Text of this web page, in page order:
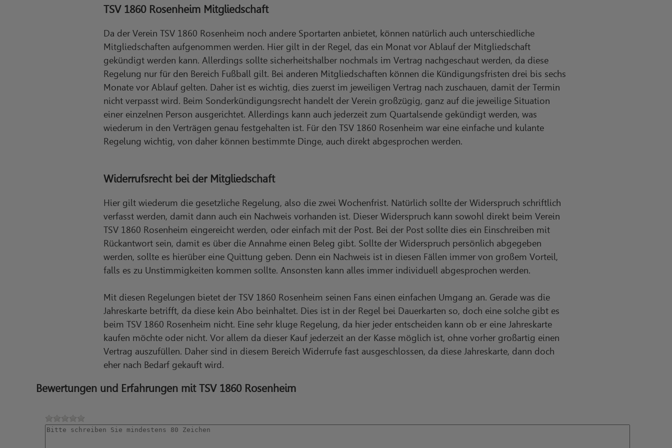
TSV 1860 Rosenheim Mitgliedschaft
Da der Verein TSV 1860 Rosenheim noch andere Sportarten anbietet, können natürlich auch unterschiedliche
Mitgliedschaften aufgenommen werden. Hier gilt in der Regel, das ein Monat vor Ablauf der Mitgliedschaft
gekündigt werden kann. Allerdings sollte sicherheitshalber nochmals im Vertrag nachgeschaut werden, da diese
Regelung nur für den Bereich Fußball gilt. Bei anderen Mitgliedschaften können die Kündigungsfristen drei bis sechs
Monate vor Ablauf gelten. Daher ist es wichtig, dies zuerst im jeweiligen Vertrag nach zuschauen, damit der Termin
nicht verpasst wird. Beim Sonderkündigungsrecht handelt der Verein großzügig, ganz auf die jeweilige Situation
einer einzelnen Person ausgerichtet. Allerdings kann auch jederzeit zum Quartalsende gekündigt werden, was
wiederum in den Verträgen genau festgehalten ist. Für den TSV 1860 Rosenheim war eine einfache und kulante
Regelung wichtig, von daher können bestimmte Dinge, auch direkt abgesprochen werden.
Widerrufsrecht bei der Mitgliedschaft
Hier gilt wiederum die gesetzliche Regelung, also die zwei Wochenfrist. Natürlich sollte der Widerspruch schriftlich
verfasst werden, damit dann auch ein Nachweis vorhanden ist. Dieser Widerspruch kann sowohl direkt beim Verein
TSV 1860 Rosenheim eingereicht werden, oder einfach mit der Post. Bei der Post sollte dies ein Einschreiben mit
Rückantwort sein, damit es über die Annahme einen Beleg gibt. Sollte der Widerspruch persönlich abgegeben
werden, sollte es hierüber eine Quittung geben. Denn ein Nachweis ist in diesen Fällen immer von großem Vorteil,
falls es zu Unstimmigkeiten kommen sollte. Ansonsten kann alles immer individuell abgesprochen werden.
Mit diesen Regelungen bietet der TSV 1860 Rosenheim seinen Fans einen einfachen Umgang an. Gerade was die
Jahreskarte betrifft, da diese kein Abo beinhaltet. Dies ist in der Regel bei Dauerkarten so, doch eine solche gibt es
beim TSV 1860 Rosenheim nicht. Eine sehr kluge Regelung, da hier jeder entscheiden kann ob er eine Jahreskarte
kaufen möchte oder nicht. Vor allem da dieser Kauf jederzeit an der Kasse möglich ist, ohne vorher großartig einen
Vertrag auszufüllen. Daher sind in diesem Bereich Widerrufe fast ausgeschlossen, da diese Jahreskarte, dann doch
eher nach Bedarf gekauft wird.
Bewertungen und Erfahrungen mit TSV 1860 Rosenheim